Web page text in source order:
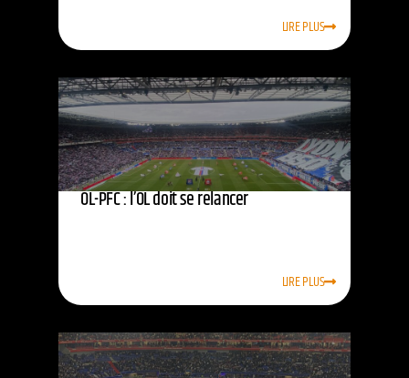
LIRE PLUS
OL-PFC : l’OL doit se relancer
LIRE PLUS